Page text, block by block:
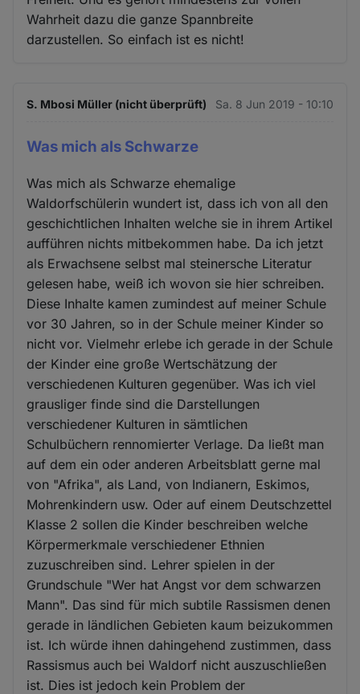
Wahrheit dazu die ganze Spannbreite
darzustellen. So einfach ist es nicht!
S. Mbosi Müller (nicht überprüft) Sa. 8 Jun 2019 - 10:10
Was mich als Schwarze
Was mich als Schwarze ehemalige
Waldorfschülerin wundert ist, dass ich von all den
geschichtlichen Inhalten welche sie in ihrem Artikel
aufführen nichts mitbekommen habe. Da ich jetzt
als Erwachsene selbst mal steinersche Literatur
gelesen habe, weiß ich wovon sie hier schreiben.
Diese Inhalte kamen zumindest auf meiner Schule
vor 30 Jahren, so in der Schule meiner Kinder so
nicht vor. Vielmehr erlebe ich gerade in der Schule
der Kinder eine große Wertschätzung der
verschiedenen Kulturen gegenüber. Was ich viel
grausliger finde sind die Darstellungen
verschiedener Kulturen in sämtlichen
Schulbüchern rennomierter Verlage. Da ließt man
auf dem ein oder anderen Arbeitsblatt gerne mal
von "Afrika", als Land, von Indianern, Eskimos,
Mohrenkindern usw. Oder auf einem Deutschzettel
Klasse 2 sollen die Kinder beschreiben welche
Körpermerkmale verschiedener Ethnien
zuzuschreiben sind. Lehrer spielen in der
Grundschule "Wer hat Angst vor dem schwarzen
Mann". Das sind für mich subtile Rassismen denen
gerade in ländlichen Gebieten kaum beizukommen
ist. Ich würde ihnen dahingehend zustimmen, dass
Rassismus auch bei Waldorf nicht auszuschließen
ist. Dies ist jedoch kein Problem der